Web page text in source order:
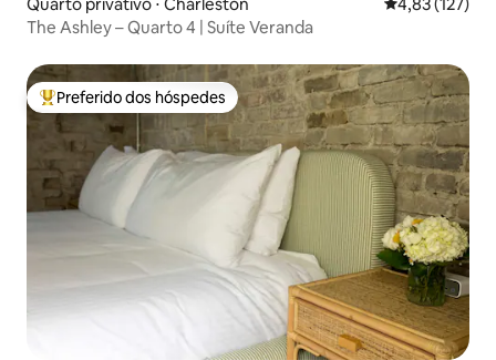
The Ashley – Quarto 4 | Suíte Veranda
Entre os melhores preferidos dos hóspedes
Preferido dos hóspedes